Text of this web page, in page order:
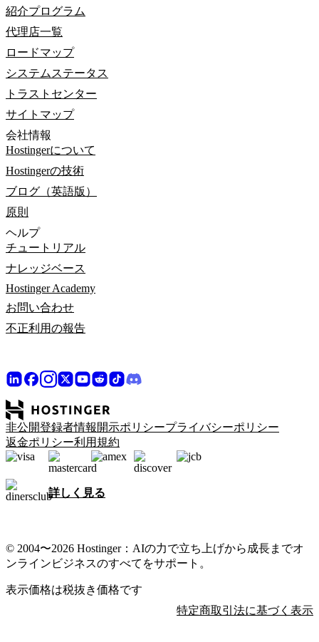
紹介プログラム
代理店一覧
ロードマップ
システムステータス
トラストセンター
サイトマップ
会社情報
Hostingerについて
Hostingerの技術
ブログ（英語版）
原則
ヘルプ
チュートリアル
ナレッジベース
Hostinger Academy
お問い合わせ
不正利用の報告
非公開登録者情報開示ポリシープライバシーポリシー
返金ポリシー利用規約
詳しく見る
© 2004〜2026 Hostinger：AIの力で立ち上げから成長までオ
ンラインビジネスのすべてをサポート。
表示価格は税抜き価格です
特定商取引法に基づく表示